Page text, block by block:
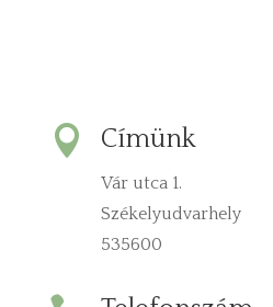
 Címünk
Vár utca 1.
Székelyudvarhely
535600